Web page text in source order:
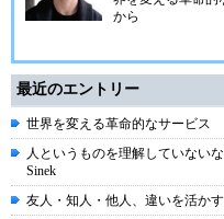
から
最近のエントリー
世界を変える革命的なサービス
人というものを理解していない
Sinek
友人・知人・他人、違いを活か